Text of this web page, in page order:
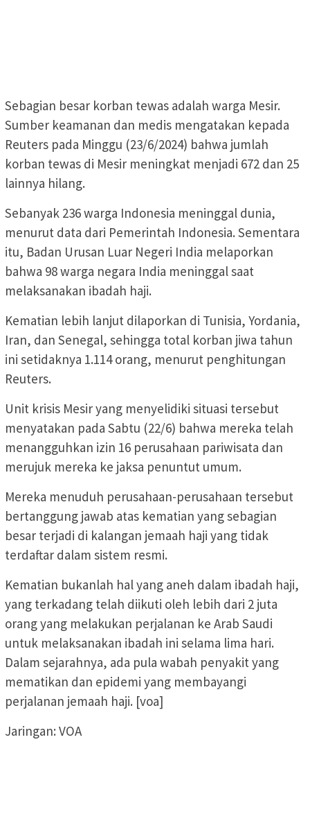
Sebagian besar korban tewas adalah warga Mesir.
Sumber keamanan dan medis mengatakan kepada
Reuters pada Minggu (23/6/2024) bahwa jumlah
korban tewas di Mesir meningkat menjadi 672 dan 25
lainnya hilang.
Sebanyak 236 warga Indonesia meninggal dunia,
menurut data dari Pemerintah Indonesia. Sementara
itu, Badan Urusan Luar Negeri India melaporkan
bahwa 98 warga negara India meninggal saat
melaksanakan ibadah haji.
Kematian lebih lanjut dilaporkan di Tunisia, Yordania,
Iran, dan Senegal, sehingga total korban jiwa tahun
ini setidaknya 1.114 orang, menurut penghitungan
Reuters.
Unit krisis Mesir yang menyelidiki situasi tersebut
menyatakan pada Sabtu (22/6) bahwa mereka telah
menangguhkan izin 16 perusahaan pariwisata dan
merujuk mereka ke jaksa penuntut umum.
Mereka menuduh perusahaan-perusahaan tersebut
bertanggung jawab atas kematian yang sebagian
besar terjadi di kalangan jemaah haji yang tidak
terdaftar dalam sistem resmi.
Kematian bukanlah hal yang aneh dalam ibadah haji,
yang terkadang telah diikuti oleh lebih dari 2 juta
orang yang melakukan perjalanan ke Arab Saudi
untuk melaksanakan ibadah ini selama lima hari.
Dalam sejarahnya, ada pula wabah penyakit yang
mematikan dan epidemi yang membayangi
perjalanan jemaah haji. [voa]
Jaringan: VOA